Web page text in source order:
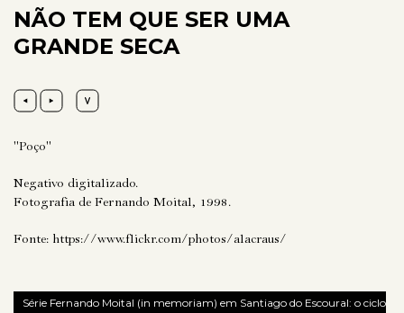
NÃO TEM QUE SER UMA
GRANDE SECA
"Poço"
Negativo digitalizado.
Fotografia de Fernando Moital, 1998.
Fonte: https://www.flickr.com/photos/alacraus/
Série Fernando Moital (in memoriam) em Santiago do Escoural: o ciclo